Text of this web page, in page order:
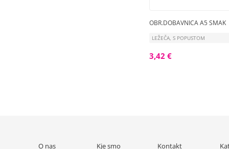
OBR.DOBAVNICA A5 SMAK
LEŽEČA, S POPUSTOM
3,42 €
O nas Kje smo Kontakt